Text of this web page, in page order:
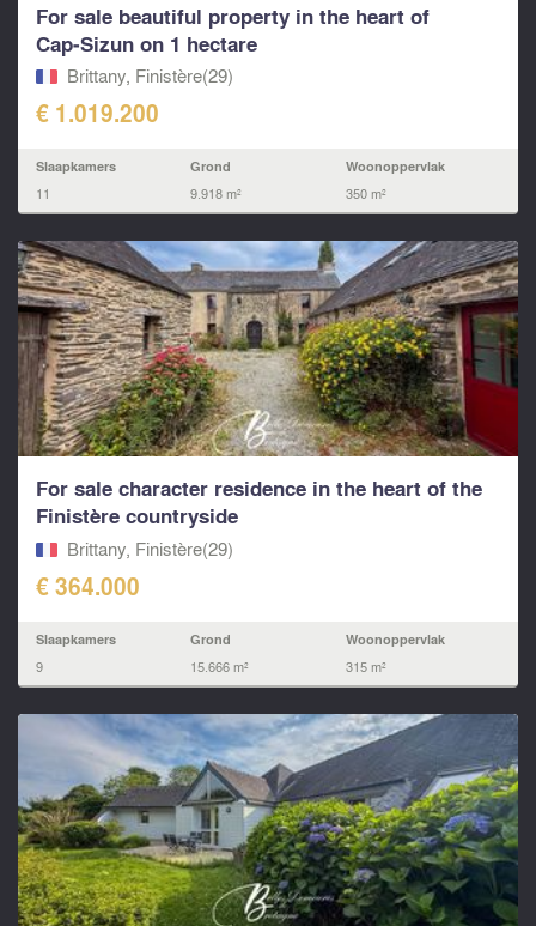
For sale beautiful property in the heart of
Cap‑Sizun on 1 hectare
Brittany, Finistère(29)
€ 1.019.200
Slaapkamers
11
Grond
9.918 m²
Woonoppervlak
350 m²
For sale character residence in the heart of the
Finistère countryside
Brittany, Finistère(29)
€ 364.000
Slaapkamers
9
Grond
15.666 m²
Woonoppervlak
315 m²